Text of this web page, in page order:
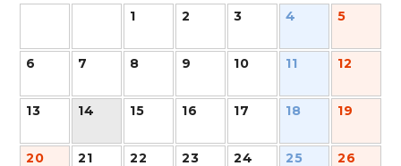
1 2 3 4 5
6 7 8 9 10 11 12
13 14 15 16 17 18 19
20 21 22 23 24 25 26